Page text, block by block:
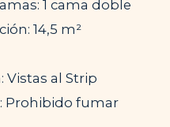
1 cama doble
14,5 m²
Vistas al Strip
Prohibido fumar